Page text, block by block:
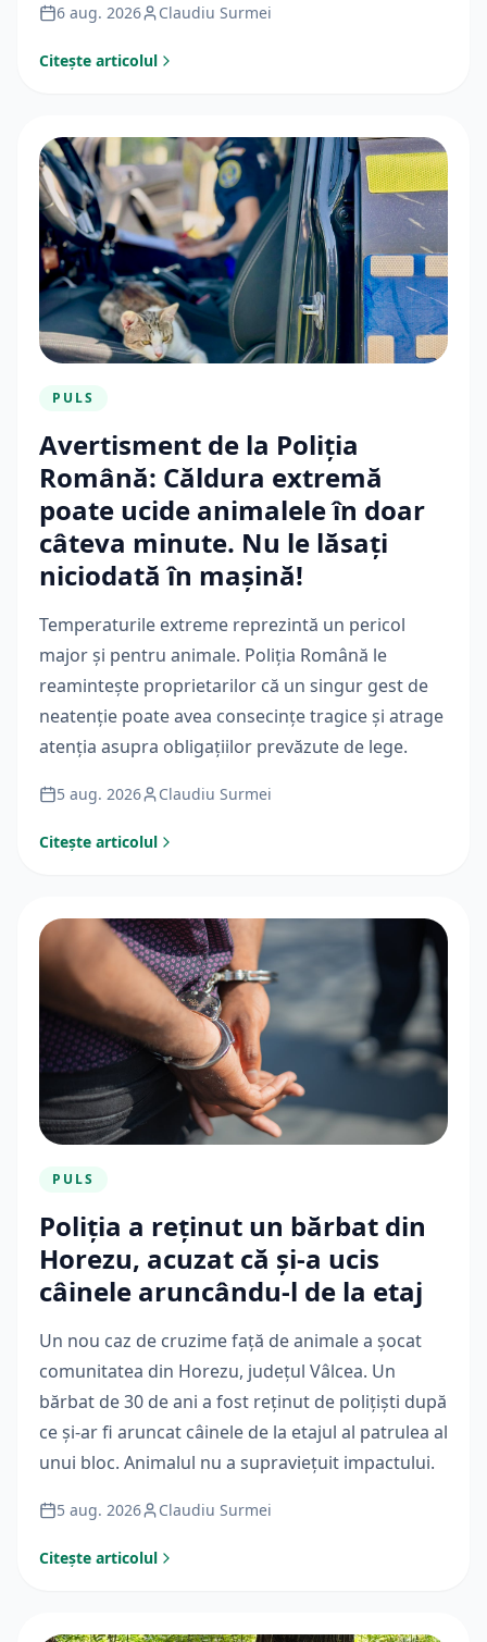
6 aug. 2026 Claudiu Surmei
Citește articolul
PULS
Avertisment de la Poliția
Română: Căldura extremă
poate ucide animalele în doar
câteva minute. Nu le lăsați
niciodată în mașină!
Temperaturile extreme reprezintă un pericol
major și pentru animale. Poliția Română le
reamintește proprietarilor că un singur gest de
neatenție poate avea consecințe tragice și atrage
atenția asupra obligațiilor prevăzute de lege.
5 aug. 2026 Claudiu Surmei
Citește articolul
PULS
Poliția a reținut un bărbat din
Horezu, acuzat că și-a ucis
câinele aruncându-l de la etaj
Un nou caz de cruzime față de animale a șocat
comunitatea din Horezu, județul Vâlcea. Un
bărbat de 30 de ani a fost reținut de polițiști după
ce și-ar fi aruncat câinele de la etajul al patrulea al
unui bloc. Animalul nu a supraviețuit impactului.
5 aug. 2026 Claudiu Surmei
Citește articolul